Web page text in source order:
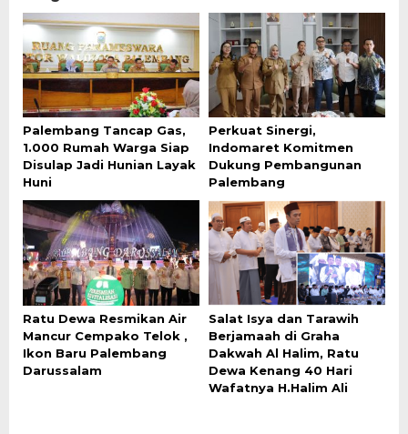
Palembang Tancap Gas,
1.000 Rumah Warga Siap
Disulap Jadi Hunian Layak
Huni
Perkuat Sinergi,
Indomaret Komitmen
Dukung Pembangunan
Palembang
Ratu Dewa Resmikan Air
Mancur Cempako Telok ,
Ikon Baru Palembang
Darussalam
Salat Isya dan Tarawih
Berjamaah di Graha
Dakwah Al Halim, Ratu
Dewa Kenang 40 Hari
Wafatnya H.Halim Ali